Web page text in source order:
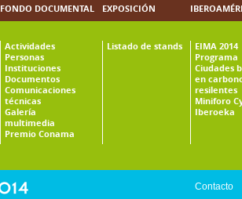
FONDO DOCUMENTAL
Actividades
Personas
Instituciones
Documentos
Comunicaciones
técnicas
Galería
multimedia
Premio Conama
EXPOSICIÓN
Listado de stands
EIMA 2014
Programa
Ciudades
en
resilentes
Miniforo
Iberoeka
Contacto